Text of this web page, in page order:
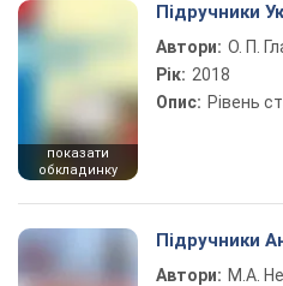
показати
обкладинку
Підручники
Автори: О. П.
Рік: 2018
Опис: Рівень
Підручники
Автори: М.А.